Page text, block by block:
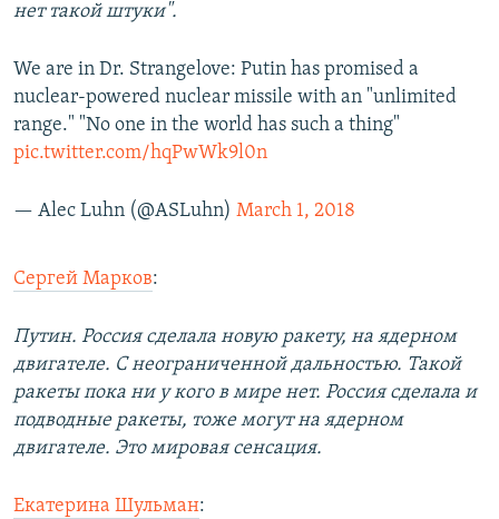
нет такой штуки".
We are in Dr. Strangelove: Putin has promised a
nuclear-powered nuclear missile with an "unlimited
range." "No one in the world has such a thing"
pic.twitter.com/hqPwWk9l0n
— Alec Luhn (@ASLuhn) March 1, 2018
Сергей Марков:
Путин. Россия сделала новую ракету, на ядерном
двигателе. С неограниченной дальностью. Такой
ракеты пока ни у кого в мире нет. Россия сделала и
подводные ракеты, тоже могут на ядерном
двигателе. Это мировая сенсация.
Екатерина Шульман: